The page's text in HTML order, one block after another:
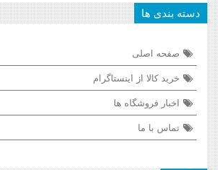
دسته بندی ها
صفحه اصلی
خرید کالا از اینستاگرام
اخبار فروشگاه ها
تماس با ما